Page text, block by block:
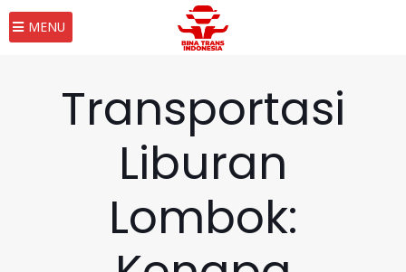
MENU
Transportasi
Liburan
Lombok: